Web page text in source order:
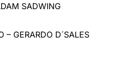
SADWING
– GERARDO D´SALES